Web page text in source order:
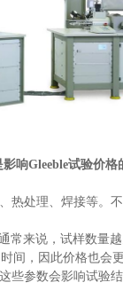
影响Gleeble试验价格
热处理、焊接等。
常来说，试样数量
间，因此价格也会更
些参数会影响试验